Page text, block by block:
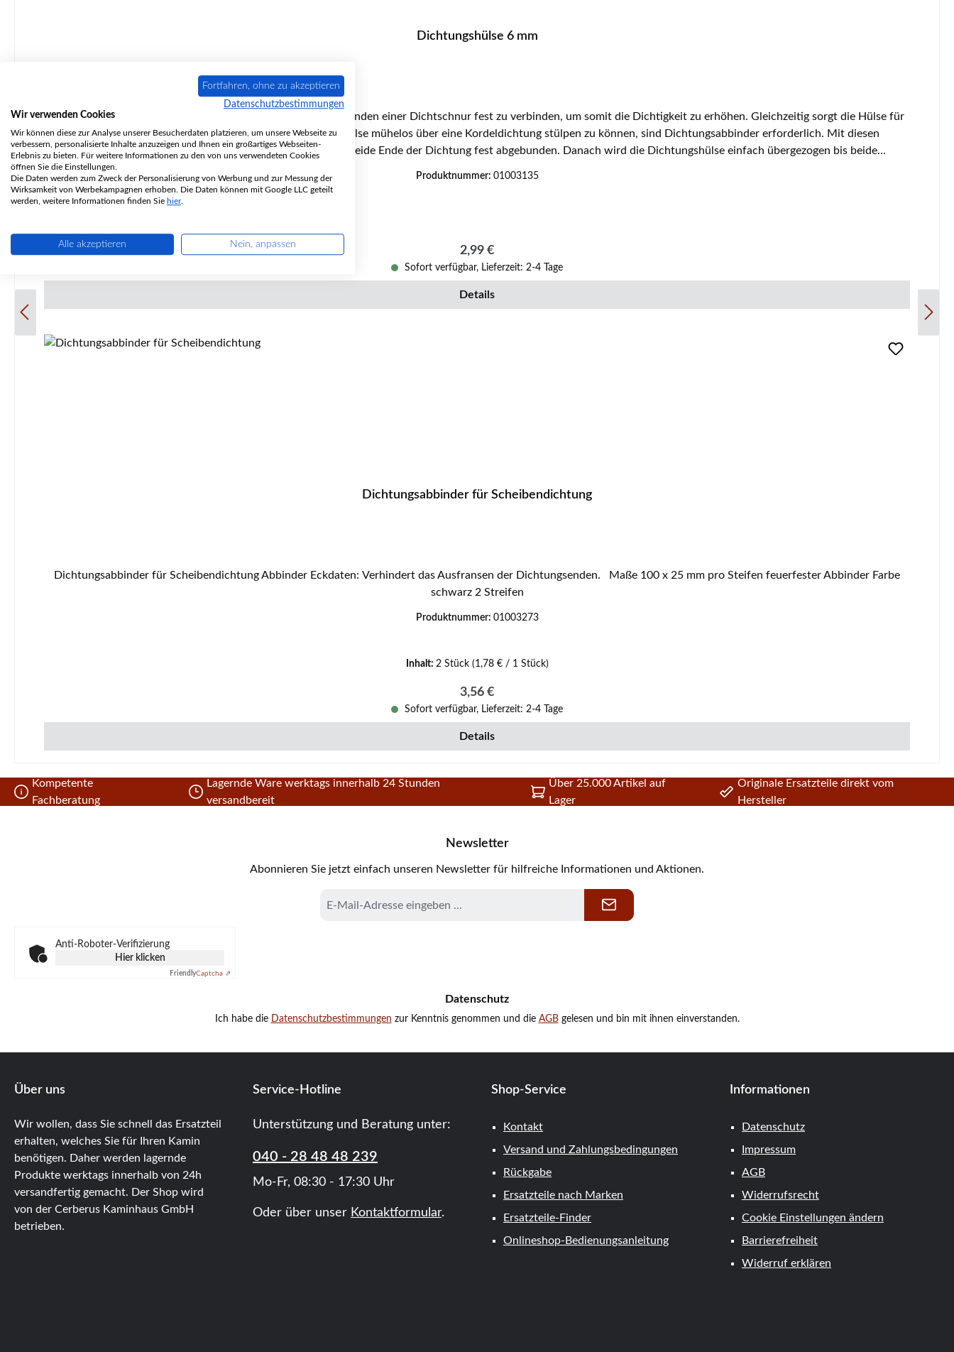
Dichtungshülse 6 mm
Dichtungshülse 6 mm Die Dichtungshülse dient dazu, beide Enden einer Dichtschnur fest zu verbinden, um somit die Dichtigkeit zu erhöhen. Gleichzeitig sorgt die Hülse für
einen optisch schönen Abschluss.Um die Verbindungshülse mühelos über eine Kordeldichtung stülpen zu können, sind Dichtungsabbinder erforderlich. Mit diesen
hitzebeständigen Textilglas-Gewebeabbindern werden beide Ende der Dichtung fest abgebunden. Danach wird die Dichtungshülse einfach übergezogen bis beide
Dichtungsenden aneinander stoßen. Hülse Eckdaten: Passend für Türdichtungen und Scheibendichtungen. Geeignet für Hohlkordeldichtungen mit einem Durchmesser von 6
mm. Geeignet für Kordeldichtungen mit einem Durchmesser von 6 mm unter Verwendung eines Dichtungsabbinders. Durchmesser 6 mm Länge 50 mm
Produktnummer: 01003135
Regulärer Preis:
2,99 €
Sofort verfügbar, Lieferzeit: 2-4 Tage
Details
Dichtungsabbinder für Scheibendichtung
Dichtungsabbinder für Scheibendichtung Abbinder Eckdaten: Verhindert das Ausfransen der Dichtungsenden. Maße 100 x 25 mm pro Steifen feuerfester Abbinder Farbe
schwarz 2 Streifen
Produktnummer: 01003273
Inhalt: 2 Stück (1,78 € / 1 Stück)
Regulärer Preis:
3,56 €
Sofort verfügbar, Lieferzeit: 2-4 Tage
Details
Kompetente
Fachberatung
Lagernde Ware werktags innerhalb 24 Stunden
versandbereit
Über 25.000 Artikel auf
Lager
Originale Ersatzteile direkt vom
Hersteller
Newsletter
Abonnieren Sie jetzt einfach unseren Newsletter für hilfreiche Informationen und Aktionen.
Mail-
Anti-Roboter-Verifizierung
Hier klicken
FriendlyCaptcha ⇗
Datenschutz
Ich habe die Datenschutzbestimmungen zur Kenntnis genommen und die AGBgelesen und bin mit ihnen einverstanden.
Über uns
Wir wollen, dass Sie schnell das Ersatzteil
erhalten, welches Sie für Ihren Kamin
benötigen. Daher werden lagernde
Produkte werktags innerhalb von 24h
versandfertig gemacht. Der Shop wird
von der Cerberus Kaminhaus GmbH
betrieben.
Service-Hotline
Unterstützung und Beratung unter:
040 - 28 48 48 239
Mo-Fr, 08:30 - 17:30 Uhr
Oder über unser Kontaktformular.
Shop-Service
Kontakt
Versand und Zahlungsbedingungen
Rückgabe
Ersatzteile nach Marken
Ersatzteile-Finder
Onlineshop-Bedienungsanleitung
Informationen
Datenschutz
Impressum
AGB
Widerrufsrecht
Cookie Einstellungen ändern
Barrierefreiheit
Widerruf erklären
Fortfahren, ohne zu akzeptieren
Datenschutzbestimmungen
Wir verwenden Cookies
Wir können diese zur Analyse unserer Besucherdaten platzieren, um unsere Webseite zu
verbessern, personalisierte Inhalte anzuzeigen und Ihnen ein großartiges Webseiten-
Erlebnis zu bieten. Für weitere Informationen zu den von uns verwendeten Cookies
öffnen Sie die Einstellungen.
Die Daten werden zum Zweck der Personalisierung von Werbung und zur Messung der
Wirksamkeit von Werbekampagnen erhoben. Die Daten können mit Google LLC geteilt
werden, weitere Informationen finden Sie hier.
Alle akzeptieren Nein, anpassen